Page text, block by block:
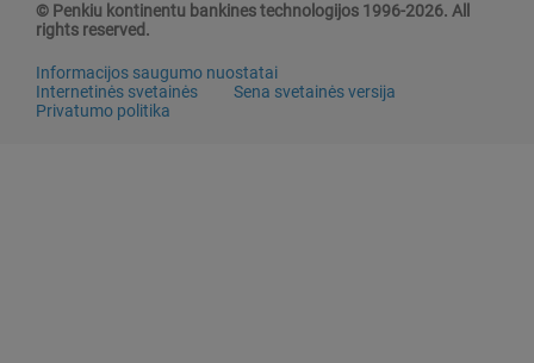
© Penkiu kontinentu bankines technologijos 1996-2026. All
rights reserved.
Informacijos saugumo nuostatai
Internetinės svetainės
Sena svetainės versija
Privatumo politika